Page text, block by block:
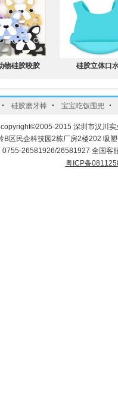
物硅胶咬胶 硅胶立体口
· 硅胶磨牙棒 · 宝宝吃饭围兜 ·
copyright©2005-2015 深圳市汉川
B区民企科技园2栋厂房2楼202 吸
0755-26581926/26581927 全国客
粤ICP备